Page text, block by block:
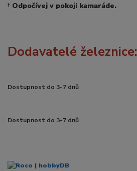
† Odpočívej v pokoji kamaráde.
Dodavatelé železnice:
Dostupnost do 3-7 dnů
Dostupnost do 3-7 dnů